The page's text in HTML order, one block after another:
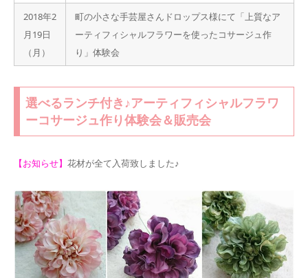
2018年2
月19日
（月）
町の小さな手芸屋さんドロップス様にて「上質なア
ーティフィシャルフラワーを使ったコサージュ作
り」体験会
選べるランチ付き♪アーティフィシャルフラワ
ーコサージュ作り体験会＆販売会
【お知らせ】 花材が全て入荷致しました♪